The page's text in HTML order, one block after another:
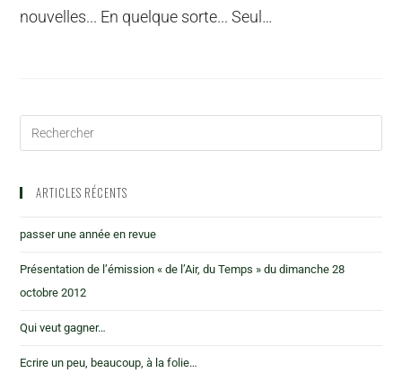
nouvelles... En quelque sorte... Seul…
ARTICLES RÉCENTS
passer une année en revue
Présentation de l’émission « de l’Air, du Temps » du dimanche 28
octobre 2012
Qui veut gagner…
Ecrire un peu, beaucoup, à la folie…